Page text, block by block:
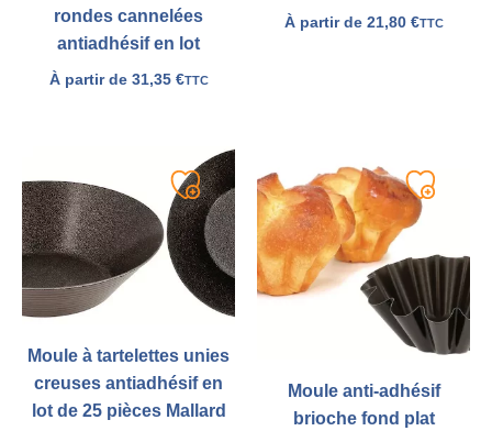
rondes cannelées
antiadhésif en lot
À partir de 31,35 €TTC
À partir de 21,80 €TTC
Moule à tartelettes unies
creuses antiadhésif en
lot de 25 pièces Mallard
Ajouter
à
ma
liste
Moule anti-adhésif
brioche fond plat
Ajouter
à